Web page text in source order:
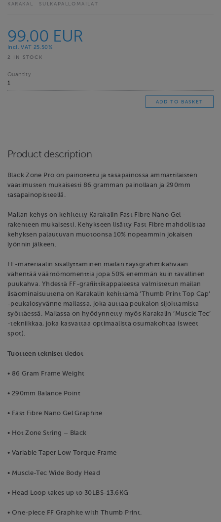
KARAKAL SULKAPALLOMAILAT
99.00 EUR
Incl. VAT 25.50%
2 IN STOCK
Quantity
Product description
Black Zone Pro on painotettu ja tasapainossa ammattilaisten
vaatimusten mukaisesti 86 gramman painollaan ja 290mm
tasapainopisteellä.
Mailan kehys on kehitetty Karakalin Fast Fibre Nano Gel -
rakenteen mukaisesti. Kehykseen lisätty Fast Fibre mahdollistaa
kehyksen palautuvan muotoonsa 10% nopeammin jokaisen
lyönnin jälkeen.
FF-materiaalin sisällyttäminen mailan täysgrafiittikahvaan
vähentää vääntömomenttia jopa 50% enemmän kuin tavallinen
puukahva. Yhdestä FF-grafiittikappaleesta valmistetun mailan
lisäominaisuutena on Karakalin kehittämä ’Thumb Print Top Cap’
-peukalosyvänne mailassa, joka auttaa peukalon sijoittamista
syöttäessä. Mailassa on hyödynnetty myös Karakalin ’Muscle Tec’
-tekniikkaa, joka kasvattaa optimaalista osumakohtaa (sweet
spot).
Tuotteen tekniset tiedot
• 86 Gram Frame Weight
• 290mm Balance Point
• Fast Fibre Nano Gel Graphite
• Hot Zone String – Black
• Variable Taper Low Torque Frame
• Muscle-Tec Wide Body Head
• Head Loop takes up to 30LBS-13.6KG
• One-piece FF Graphite with Thumb Print.